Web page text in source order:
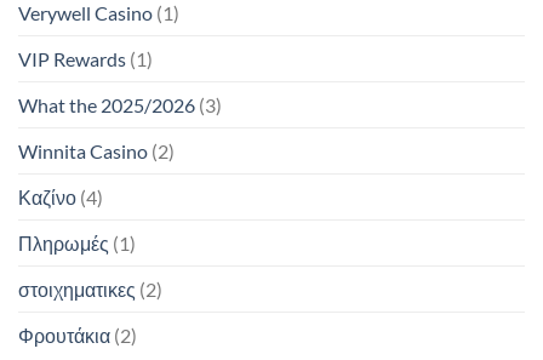
Verywell Casino (1)
VIP Rewards (1)
What the 2025/2026 (3)
Winnita Casino (2)
Καζίνο (4)
Πληρωμές (1)
στοιχηματικες (2)
Φρουτάκια (2)